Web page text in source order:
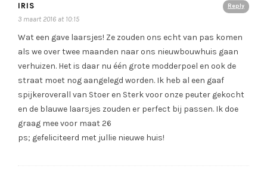
Reply
IRIS
3 maart 2016 at 10:15
Wat een gave laarsjes! Ze zouden ons echt van pas komen
als we over twee maanden naar ons nieuwbouwhuis gaan
verhuizen. Het is daar nu één grote modderpoel en ook de
straat moet nog aangelegd worden. Ik heb al een gaaf
spijkeroverall van Stoer en Sterk voor onze peuter gekocht
en de blauwe laarsjes zouden er perfect bij passen. Ik doe
graag mee voor maat 26
ps; gefeliciteerd met jullie nieuwe huis!